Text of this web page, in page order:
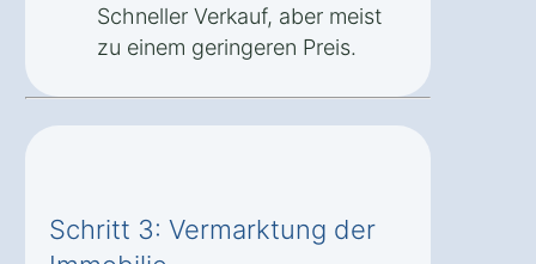
Schneller Verkauf, aber meist
zu einem geringeren Preis.
Schritt 3: Vermarktung der